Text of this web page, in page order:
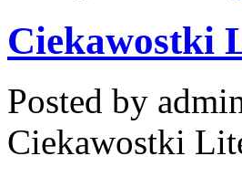
Ciekawostki
Posted by
Ciekawostki